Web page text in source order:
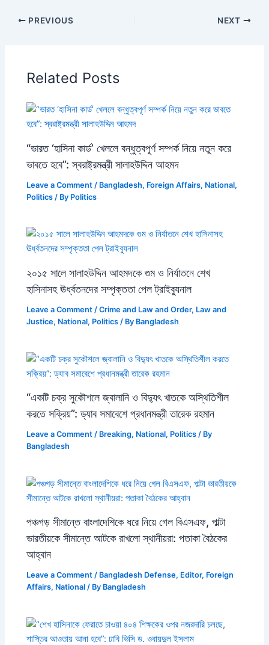
PREVIOUS NEXT
Related Posts
“ভারত ‘হাসিনা কার্ড’ খেললে বন্ধুত্বপূর্ণ সম্পর্ক নিয়ে নতুন করে
ভাবতে হবে”: স্বরাষ্ট্রমন্ত্রী সালাহউদ্দিন আহমদ
Leave a Comment / Bangladesh, Foreign Affairs, National,
Politics / By Politics
২০১৫ সালে সালাহউদ্দিন আহমদকে গুম ও নির্যাতনে শেখ
হাসিনাসহ ঊর্ধ্বতনদের সম্পৃক্ততা পেল ট্রাইব্যুনাল
Leave a Comment /Crime and Law and Order, Law and
Justice, National, Politics / By Bangladesh
“একটি চক্র সুকৌশলে জ্বালানি ও বিদ্যুৎ খাতকে অস্থিতিশীল
করতে সক্রিয়”: ড্যাব সমাবেশে প্রধানমন্ত্রী তারেক রহমান
Leave a Comment / Breaking, National, Politics / By
Bangladesh
পঞ্চগড় সীমান্তে বাংলাদেশিকে ধরে নিয়ে গেল বিএসএফ, পাল্টা
ভারতীয়কে সীমান্তে আটকে রাখলো স্থানীয়রা: পতাকা বৈঠকের
আহ্বান
Leave a Comment / Bangladesh Defense, Editor, Foreign
Affairs, National / By Bangladesh